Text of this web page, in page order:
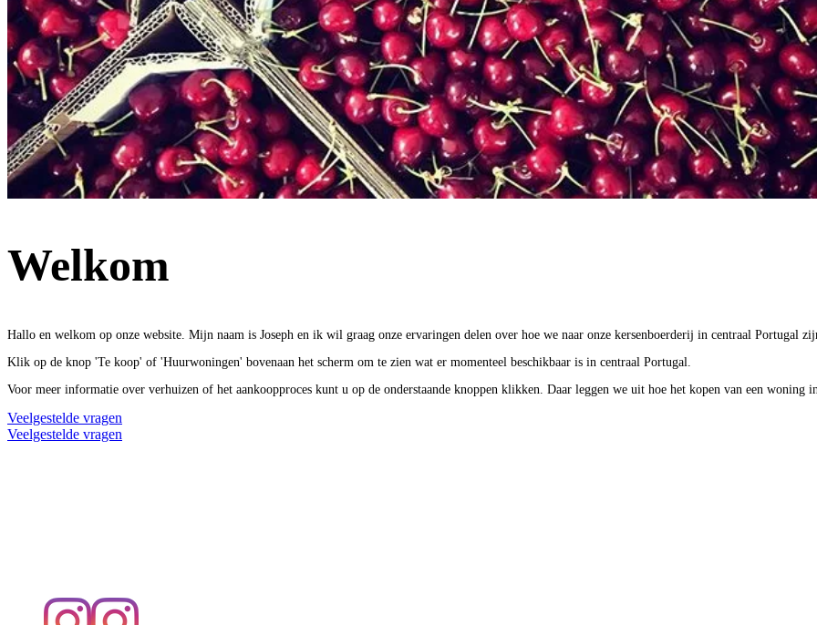
Welkom
Hallo en welkom op onze website. Mijn naam is Joseph en ik wil graag onze ervaringen delen over hoe we naar onze kersenboerderij in centraal Portugal
Klik op de knop 'Te koop' of 'Huurwoningen' bovenaan het scherm om te zien wat er momenteel beschikbaar is in centraal Portugal.
Voor meer informatie over verhuizen of het aankoopproces kunt u op de onderstaande knoppen klikken. Daar leggen we uit hoe het kopen van een woning
Veelgestelde vragen
Veelgestelde vragen